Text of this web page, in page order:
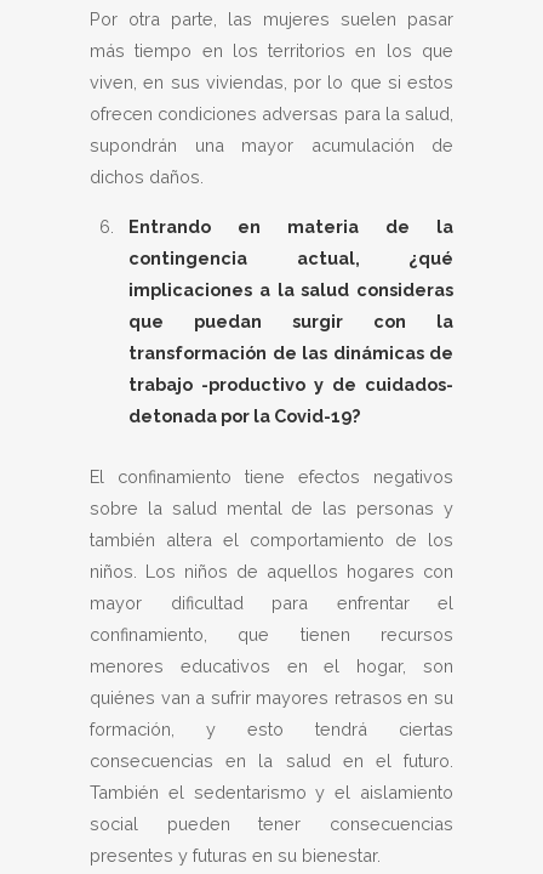
Por otra parte, las mujeres suelen pasar
más tiempo en los territorios en los que
viven, en sus viviendas, por lo que si estos
ofrecen condiciones adversas para la salud,
supondrán una mayor acumulación de
dichos daños.
Entrando en materia de la
contingencia actual, ¿qué
implicaciones a la salud consideras
que puedan surgir con la
transformación de las dinámicas de
trabajo -productivo y de cuidados-
detonada por la Covid-19?
El confinamiento tiene efectos negativos
sobre la salud mental de las personas y
también altera el comportamiento de los
niños. Los niños de aquellos hogares con
mayor dificultad para enfrentar el
confinamiento, que tienen recursos
menores educativos en el hogar, son
quiénes van a sufrir mayores retrasos en su
formación, y esto tendrá ciertas
consecuencias en la salud en el futuro.
También el sedentarismo y el aislamiento
social pueden tener consecuencias
presentes y futuras en su bienestar.